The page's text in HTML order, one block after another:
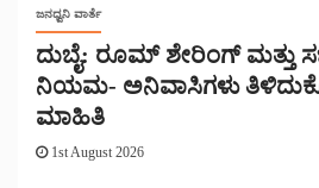
ಜನಧ್ವನಿ ವಾರ್ತೆ
ದುಬೈ: ರೂಮ್ ಶೇರಿಂಗ್
ನಿಯಮ- ಅನಿವಾಸಿಗಳು
ಮಾಹಿತಿ
1st August 2026